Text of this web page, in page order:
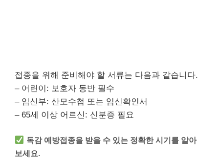
접종을 위해 준비해야 할 서류는 다음과 같습니다.
– 어린이: 보호자 동반 필수
– 임신부: 산모수첩 또는 임신확인서
– 65세 이상 어르신: 신분증 필요
독감 예방접종을 받을 수 있는 정확한 시기를 알아
보세요.